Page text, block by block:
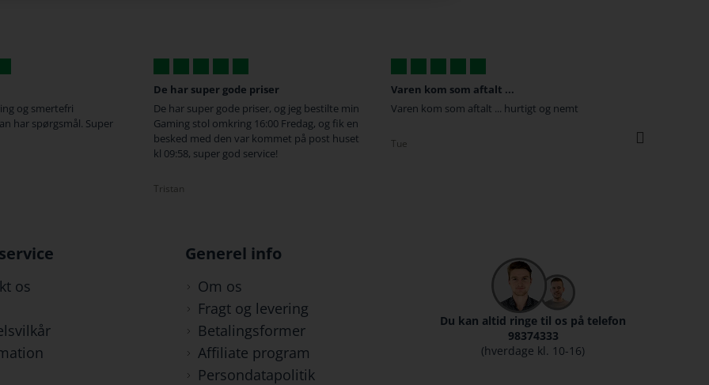
og smertefri
har spørgsmål. Super
De har super gode priser
De har super gode priser, og jeg bestilte min
Gaming stol omkring 16:00 Fredag, og fik en
besked med den var kommet på post huset
kl 09:58, super god service!
Tristan
Varen kom som aftalt ...
Varen kom som aftalt ... hurtigt og nemt
Tue
os
Generel info
Om os
Fragt og levering
Betalingsformer
Affiliate program
Persondatapolitik
Du kan altid ringe til os på telefon
98374333
(hverdage kl. 10-16)